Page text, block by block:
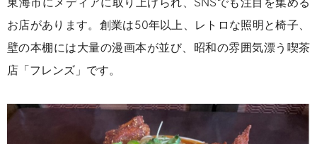
お店があります。創業は50年以上、レトロな照明と椅子、
壁の本棚には大量の漫画本が並び、昭和の雰囲気漂う喫茶
店「フレンズ」です。